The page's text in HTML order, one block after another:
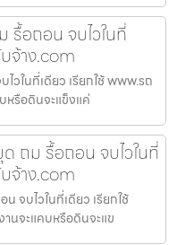
รื้อถอน จบไวในที่
จ้าง.com
ในที่เดียว เรียกใช้ www.รถ
หรือดินจะแข็งแค่
ถม รื้อถอน จบไวในที่
จ้าง.com
จบไวในที่เดียว เรียกใช้
นจะแคบหรือดินจะแข